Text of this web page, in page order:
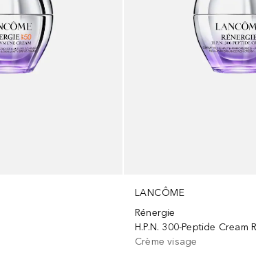
LANCÔME
Rénergie
H.P.N. 300-Peptide Cream
Crème visage